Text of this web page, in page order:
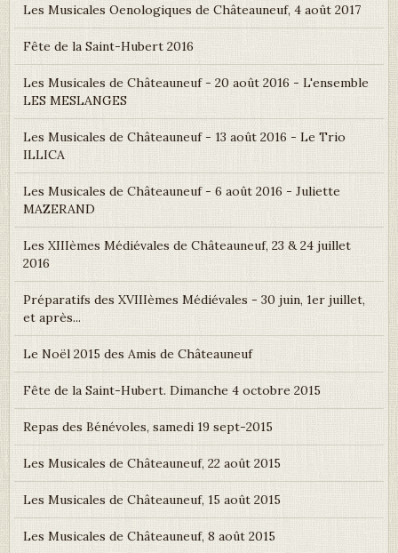
Les Musicales Oenologiques de Châteauneuf, 4 août 2017
Fête de la Saint-Hubert 2016
Les Musicales de Châteauneuf - 20 août 2016 - L'ensemble
LES MESLANGES
Les Musicales de Châteauneuf - 13 août 2016 - Le Trio
ILLICA
Les Musicales de Châteauneuf - 6 août 2016 - Juliette
MAZERAND
Les XIIIèmes Médiévales de Châteauneuf, 23 & 24 juillet
2016
Préparatifs des XVIIIèmes Médiévales - 30 juin, 1er juillet,
et après...
Le Noël 2015 des Amis de Châteauneuf
Fête de la Saint-Hubert. Dimanche 4 octobre 2015
Repas des Bénévoles, samedi 19 sept-2015
Les Musicales de Châteauneuf, 22 août 2015
Les Musicales de Châteauneuf, 15 août 2015
Les Musicales de Châteauneuf, 8 août 2015